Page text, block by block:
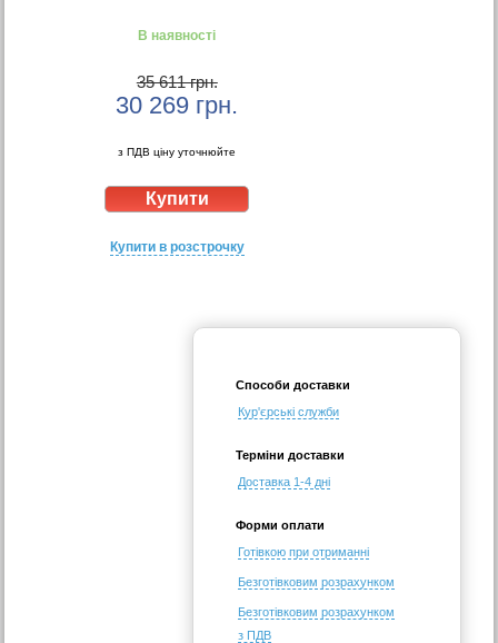
В наявності
35 611 грн.
30 269 грн.
з ПДВ ціну уточнюйте
Купити в розстрочку
Способи доставки
Кур'єрські служби
Терміни доставки
Доставка 1-4 дні
Форми оплати
Готівкою при отриманні
Безготівковим розрахунком
Безготівковим розрахунком
з ПДВ